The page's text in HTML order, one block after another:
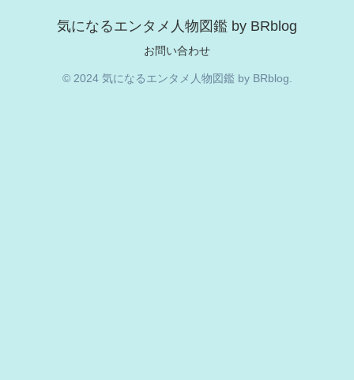
気になるエンタメ人物図鑑 by BRblog
お問い合わせ
© 2024 気になるエンタメ人物図鑑 by BRblog.